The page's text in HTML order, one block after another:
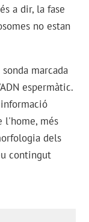
a dir, la fase
no estan
marcada
espermàtic.
l'home, més
dels
contingut